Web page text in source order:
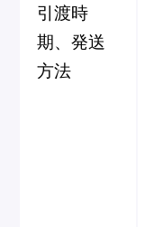
引渡時
期、発送
方法